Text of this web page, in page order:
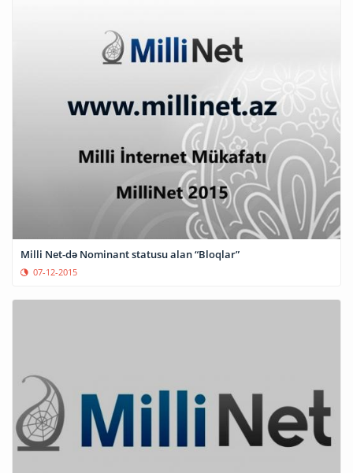
Milli Net-də Nominant statusu alan “Bloqlar”
07-12-2015